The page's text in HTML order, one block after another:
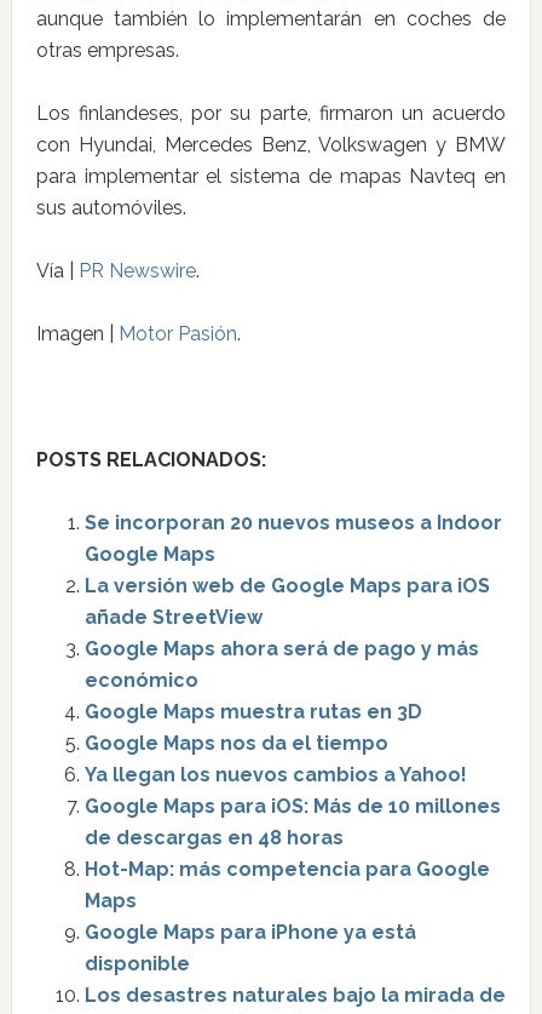
aunque también lo implementarán en coches de
otras empresas.
Los finlandeses, por su parte, firmaron un acuerdo
con Hyundai, Mercedes Benz, Volkswagen y BMW
para implementar el sistema de mapas Navteq en
sus automóviles.
Vía | PR Newswire.
Imagen | Motor Pasión.
POSTS RELACIONADOS:
Se incorporan 20 nuevos museos a Indoor
Google Maps
La versión web de Google Maps para iOS
añade StreetView
Google Maps ahora será de pago y más
económico
Google Maps muestra rutas en 3D
Google Maps nos da el tiempo
Ya llegan los nuevos cambios a Yahoo!
Google Maps para iOS: Más de 10 millones
de descargas en 48 horas
Hot-Map: más competencia para Google
Maps
Google Maps para iPhone ya está
disponible
Los desastres naturales bajo la mirada de